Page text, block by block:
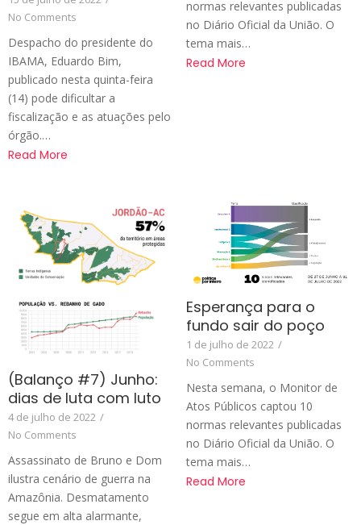
No Comments
Despacho do presidente do
IBAMA, Eduardo Bim,
publicado nesta quinta-feira
(14) pode dificultar a
fiscalização e as atuações pelo
órgão.…
Read More
normas relevantes publicadas
no Diário Oficial da União. O
tema mais…
Read More
(Balanço #7) Junho:
dias de luta com luto
4 de julho de 2022 /
No Comments
Assassinato de Bruno e Dom
ilustra cenário de guerra na
Amazônia. Desmatamento
segue em alta alarmante,
Esperança para o
fundo sair do poço
1 de julho de 2022 /
No Comments
Nesta semana, o Monitor de
Atos Públicos captou 10
normas relevantes publicadas
no Diário Oficial da União. O
tema mais…
Read More